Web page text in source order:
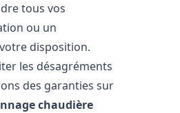
tous vos
ou un
disposition.
les désagréments
des garanties sur
chaudière